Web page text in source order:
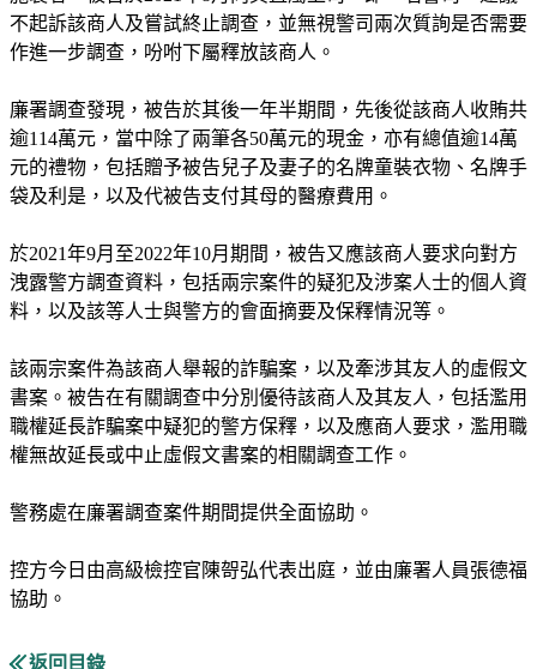
不起訴該商人及嘗試終止調查，並無視警司兩次質詢是否需要
作進一步調查，吩咐下屬釋放該商人。
廉署調查發現，被告於其後一年半期間，先後從該商人收賄共
逾114萬元，當中除了兩筆各50萬元的現金，亦有總值逾14萬
元的禮物，包括贈予被告兒子及妻子的名牌童裝衣物、名牌手
袋及利是，以及代被告支付其母的醫療費用。
於2021年9月至2022年10月期間，被告又應該商人要求向對方
洩露警方調查資料，包括兩宗案件的疑犯及涉案人士的個人資
料，以及該等人士與警方的會面摘要及保釋情況等。
該兩宗案件為該商人舉報的詐騙案，以及牽涉其友人的虛假文
書案。被告在有關調查中分別優待該商人及其友人，包括濫用
職權延長詐騙案中疑犯的警方保釋，以及應商人要求，濫用職
權無故延長或中止虛假文書案的相關調查工作。
警務處在廉署調查案件期間提供全面協助。
控方今日由高級檢控官陳哿弘代表出庭，並由廉署人員張德福
協助。
返回目錄